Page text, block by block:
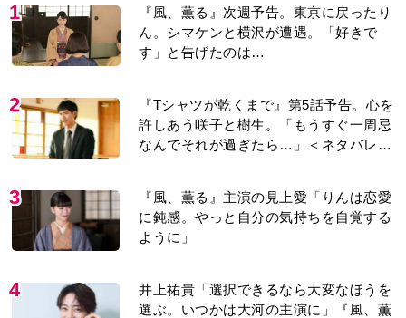
1
『風、薫る』次週予告。東京に戻ったり
ん。シマケンと横沢が遭遇。「好きで
す」と告げたのは…
2
『Tシャツが乾くまで』第5話予告。心を
許しあう咲子と樹生。「もうすぐ一周忌
なんでそれが過ぎたら…」＜ネタバレあ
3
『風、薫る』主演の見上愛「りんは恋愛
に鈍感。やっと自分の気持ちを自覚する
ように」
4
井上祐貴「選択できるなら大変なほうを
選ぶ。いつかは大河の主演に」『風、薫